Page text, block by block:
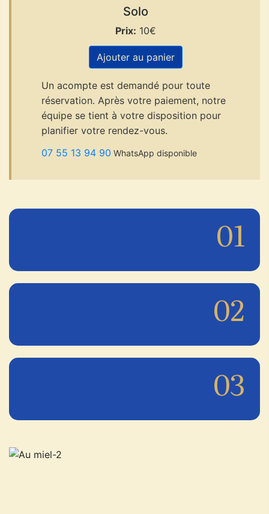
Solo
Prix: 10€
Ajouter au panier
Un acompte est demandé pour toute
réservation. Après votre paiement, notre
équipe se tient à votre disposition pour
planifier votre rendez-vous.
07 55 13 94 90 WhatsApp disponible
01
02
03